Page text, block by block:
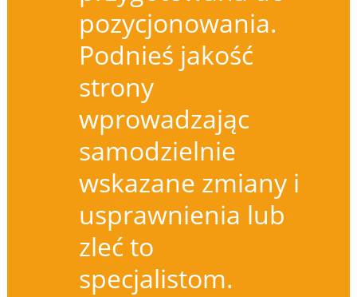
pozycjonowania.
Podnieś jakość
strony
wprowadzając
samodzielnie
wskazane zmiany i
usprawnienia lub
zleć to
specjalistom.